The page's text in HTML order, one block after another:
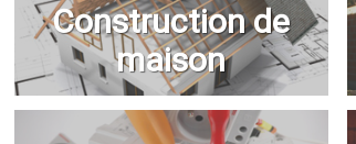
Construction de
maison